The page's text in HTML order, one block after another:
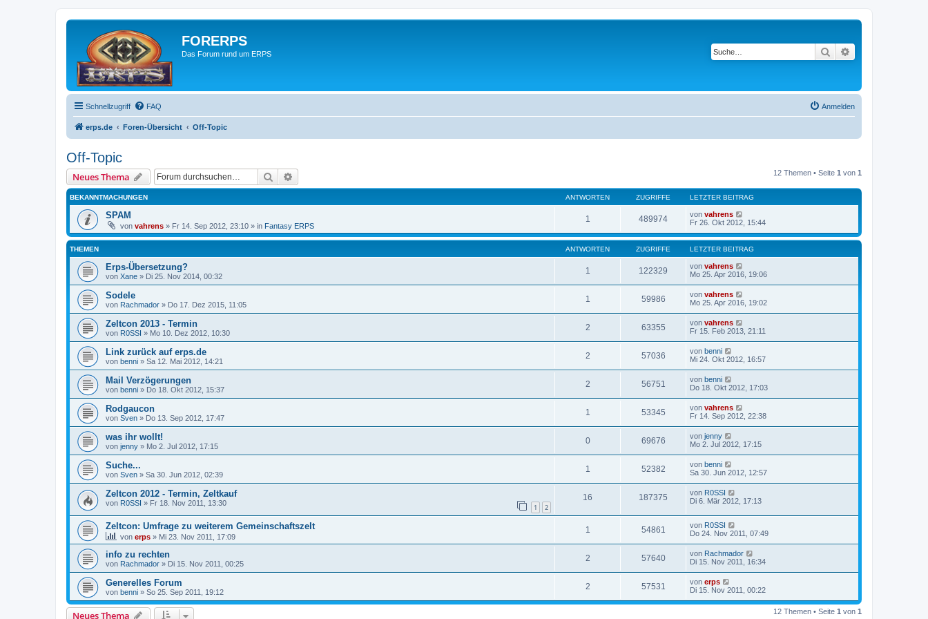
FORERPS
Das Forum rund um ERPS Suche
Schnellzugriff FAQ Anmelden
erps.de Foren-Übersicht Off-Topic
Off-Topic
Neues Thema Suche 12 Themen • Seite 1 von 1
BEKANNTMACHUNGEN ANTWORTEN ZUGRIFFE LETZTER BEITRAG
SPAM
von vahrens » Fr 14. Sep 2012, 23:10 » in Fantasy ERPS
1 489974 von vahrens
Fr 26. Okt 2012, 15:44
THEMEN ANTWORTEN ZUGRIFFE LETZTER BEITRAG
Erps-Übersetzung?
von Xane » Di 25. Nov 2014, 00:32
1 122329 von vahrens
Mo 25. Apr 2016, 19:06
Sodele
von Rachmador » Do 17. Dez 2015, 11:05
1 59986 von vahrens
Mo 25. Apr 2016, 19:02
Zeltcon 2013 - Termin
von R0SSI » Mo 10. Dez 2012, 10:30
2 63355 von vahrens
Fr 15. Feb 2013, 21:11
Link zurück auf erps.de
von benni » Sa 12. Mai 2012, 14:21
2 57036 von benni
Mi 24. Okt 2012, 16:57
Mail Verzögerungen
von benni » Do 18. Okt 2012, 15:37
2 56751 von benni
Do 18. Okt 2012, 17:03
Rodgaucon
von Sven » Do 13. Sep 2012, 17:47
1 53345 von vahrens
Fr 14. Sep 2012, 22:38
was ihr wollt!
von jenny » Mo 2. Jul 2012, 17:15
0 69676 von jenny
Mo 2. Jul 2012, 17:15
Suche...
von Sven » Sa 30. Jun 2012, 02:39
1 52382 von benni
Sa 30. Jun 2012, 12:57
Zeltcon 2012 - Termin, Zeltkauf
von R0SSI » Fr 18. Nov 2011, 13:30 1 2
16 187375 von R0SSI
Di 6. Mär 2012, 17:13
Zeltcon: Umfrage zu weiterem Gemeinschaftszelt
von erps » Mi 23. Nov 2011, 17:09
1 54861 von R0SSI
Do 24. Nov 2011, 07:49
info zu rechten
von Rachmador » Di 15. Nov 2011, 00:25
2 57640 von Rachmador
Di 15. Nov 2011, 16:34
Generelles Forum
von benni » So 25. Sep 2011, 19:12
2 57531 von erps
Di 15. Nov 2011, 00:22
Neues Thema 12 Themen • Seite 1 von 1